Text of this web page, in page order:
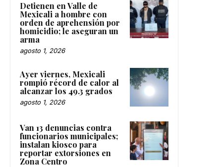
Detienen en Valle de
Mexicali a hombre con
orden de aprehensión por
homicidio; le aseguran un
arma
agosto 1, 2026
Ayer viernes, Mexicali
rompió récord de calor al
alcanzar los 49.3 grados
agosto 1, 2026
Van 13 denuncias contra
funcionarios municipales;
instalan kiosco para
reportar extorsiones en
Zona Centro